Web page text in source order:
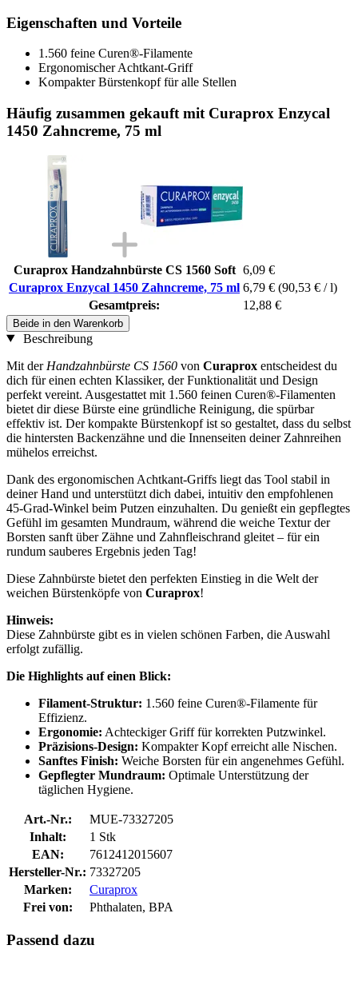
Eigenschaften und Vorteile
1.560 feine Curen®-Filamente
Ergonomischer Achtkant-Griff
Kompakter Bürstenkopf für alle Stellen
Häufig zusammen gekauft mit Curaprox Enzycal
1450 Zahncreme, 75 ml
Curaprox Handzahnbürste CS 1560 Soft 6,09 €
Curaprox Enzycal 1450 Zahncreme, 75 ml 6,79 € (90,53 € / l)
Gesamtpreis:
12,88 €
Beide in den Warenkorb
Beschreibung
Mit der Handzahnbürste CS 1560 von Curaprox entscheidest du
dich für einen echten Klassiker, der Funktionalität und Design
perfekt vereint. Ausgestattet mit 1.560 feinen Curen®-Filamenten
bietet dir diese Bürste eine gründliche Reinigung, die spürbar
effektiv ist. Der kompakte Bürstenkopf ist so gestaltet, dass du selbst
die hintersten Backenzähne und die Innenseiten deiner Zahnreihen
mühelos erreichst.
Dank des ergonomischen Achtkant-Griffs liegt das Tool stabil in
deiner Hand und unterstützt dich dabei, intuitiv den empfohlenen
45-Grad-Winkel beim Putzen einzuhalten. Du genießt ein gepflegtes
Gefühl im gesamten Mundraum, während die weiche Textur der
Borsten sanft über Zähne und Zahnfleischrand gleitet – für ein
rundum sauberes Ergebnis jeden Tag!
Diese Zahnbürste bietet den perfekten Einstieg in die Welt der
weichen Bürstenköpfe von Curaprox!
Hinweis:
Diese Zahnbürste gibt es in vielen schönen Farben, die Auswahl
erfolgt zufällig.
Die Highlights auf einen Blick:
Filament-Struktur: 1.560 feine Curen®-Filamente für
Effizienz.
Ergonomie: Achteckiger Griff für korrekten Putzwinkel.
Präzisions-Design: Kompakter Kopf erreicht alle Nischen.
Sanftes Finish: Weiche Borsten für ein angenehmes Gefühl.
Gepflegter Mundraum: Optimale Unterstützung der
täglichen Hygiene.
Art.-Nr.:
MUE-73327205
Inhalt:
1 Stk
EAN:
7612412015607
Hersteller-Nr.: 73327205
Marken:
Curaprox
Frei von:
Phthalaten, BPA
Passend dazu